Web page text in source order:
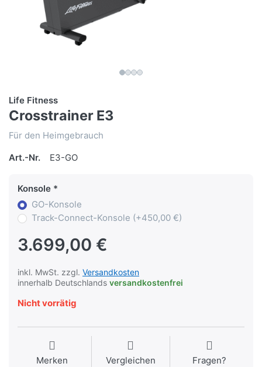
Life Fitness
Crosstrainer E3
Für den Heimgebrauch
Art.-Nr.
E3-GO
Konsole
GO-Konsole
Track-Connect-Konsole (+450,00 €)
3.699,00 €
inkl. MwSt. zzgl. Versandkosten
innerhalb Deutschlands versandkostenfrei
Nicht vorrätig
Merken Vergleichen Fragen?